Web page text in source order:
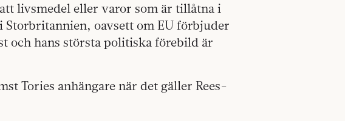
livsmedel eller varor som är tillåtna i
oavsett om EU förbjuder
och hans största politiska förebild är
Tories anhängare när det gäller Rees-